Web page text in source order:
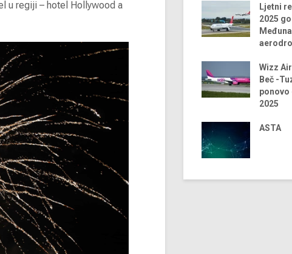
u regiji – hotel Hollywood a
naselje
u
u
10 trendova u
Pegasus Airlines
Ljetni
2025
Wizz
Beč -
ponovo
2025
ASTA